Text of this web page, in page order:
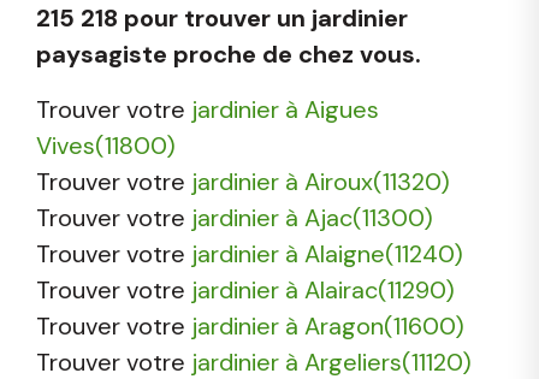
215 218 pour trouver un jardinier
paysagiste proche de chez vous.
Trouver votre jardinier à Aigues
Vives(11800)
Trouver votre jardinier à Airoux(11320)
Trouver votre jardinier à Ajac(11300)
Trouver votre jardinier à Alaigne(11240)
Trouver votre jardinier à Alairac(11290)
Trouver votre jardinier à Aragon(11600)
Trouver votre jardinier à Argeliers(11120)